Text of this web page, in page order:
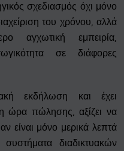
σχεδιασμός όχι μόνο
του χρόνου, αλλά
αγχωτική εμπειρία,
σε διάφορες
εκδήλωση και έχει
ώρα πώλησης, αξίζει να
είναι μόνο μερικά λεπτά
διαδικτυακών